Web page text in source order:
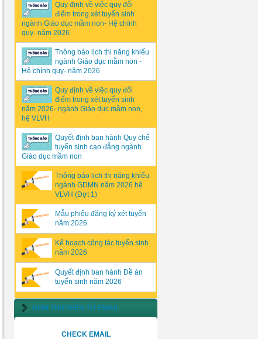
Quy định về việc quy đổi
điểm trong xét tuyển sinh
ngành Giáo dục mầm non- Hệ chính
quy- năm 2026
Thông báo lịch thi năng khiếu
ngành Giáo dục mầm non -
Hệ chính quy- năm 2026
Quy định về việc quy đổi
điểm trong xét tuyển sinh
năm 2026- ngành Giáo dục mầm non,
hệ VLVH
Quyết định ban hành Quy chế
tuyển sinh cao đẳng ngành
Giáo dục mầm non
Thông báo lịch thi năng khiếu
ngành GDMN năm 2026 hệ
VLVH (Đợt 1)
Mẫu phiếu đăng ký xét tuyển
năm 2026
Kế hoạch công tác tuyển sinh
năm 2026
Quyết định ban hành Đề án
tuyển sinh năm 2026
HÒM THƯ ĐIỆN TỬ EMAIL
CHECK EMAIL